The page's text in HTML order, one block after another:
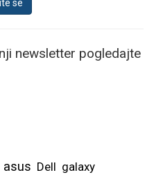
newsletter pogledajte
asus Dell galaxy